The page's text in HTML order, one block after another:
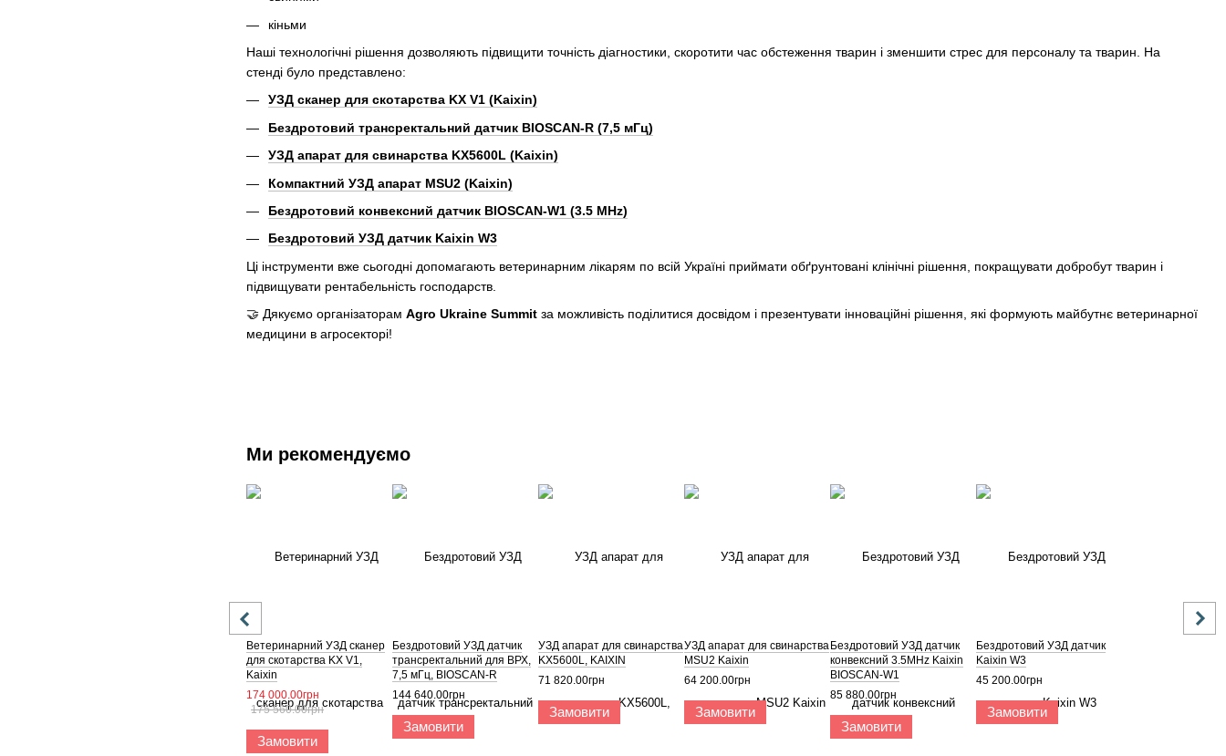
кіньми
Наші технологічні рішення дозволяють підвищити точність діагностики, скоротити час обстеження тварин і зменшити стрес для персоналу та тварин. На
стенді було представлено:
УЗД сканер для скотарства KX V1 (Kaixin)
Бездротовий трансректальний датчик BIOSCAN-R (7,5 мГц)
УЗД апарат для свинарства KX5600L (Kaixin)
Компактний УЗД апарат MSU2 (Kaixin)
Бездротовий конвексний датчик BIOSCAN-W1 (3.5 MHz)
Бездротовий УЗД датчик Kaixin W3
Ці інструменти вже сьогодні допомагають ветеринарним лікарям по всій Україні приймати обґрунтовані клінічні рішення, покращувати добробут тварин і
підвищувати рентабельність господарств.
🤝 Дякуємо організаторам Agro Ukraine Summit за можливість поділитися досвідом і презентувати інноваційні рішення, які формують майбутнє ветеринарної
медицини в агросекторі!
Ми рекомендуємо
Ветеринарний УЗД сканер
для скотарства KX V1,
Kaixin
174 000.00грн
175 560.00грн
Замовити
Бездротовий УЗД датчик
трансректальний для ВРХ,
7,5 мГц, BIOSCAN-R
144 640.00грн
Замовити
УЗД апарат для свинарства
KX5600L, KAIXIN
71 820.00грн
Замовити
УЗД апарат для свинарства
MSU2 Kaixin
64 200.00грн
Замовити
Бездротовий УЗД датчик
конвексний 3.5MHz Kaixin
BIOSCAN-W1
85 880.00грн
Замовити
Бездротовий УЗД датчик
Kaixin W3
45 200.00грн
Замовити